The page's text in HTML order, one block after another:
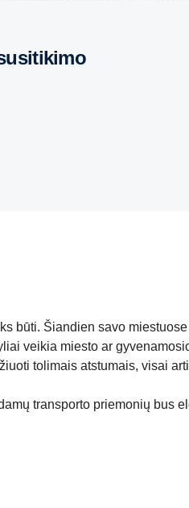
būti. Šiandien savo
veikia miesto ar
tolimais atstumais, visai
transporto priemonių bus